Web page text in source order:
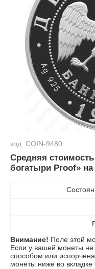
код: COIN-9480
Средняя
богатыри Proof» на
Внимание! Поле этой
Если у вашей монеты не
способом или
монеты ниже во вкладке